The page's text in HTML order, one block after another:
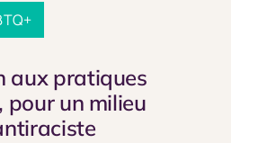
aux pratiques
pour un milieu